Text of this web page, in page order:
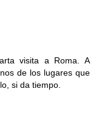
visita a Roma. A
de los lugares que
si da tiempo.